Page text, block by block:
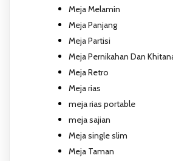
Meja Melamin
Meja Panjang
Meja Partisi
Meja Pernikahan Dan
Meja Retro
Meja rias
meja rias portable
meja sajian
Meja single slim
Meja Taman